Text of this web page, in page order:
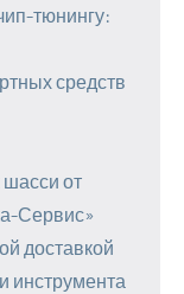
тюнингу:
средств
от
Сервис»
доставкой
инструмента